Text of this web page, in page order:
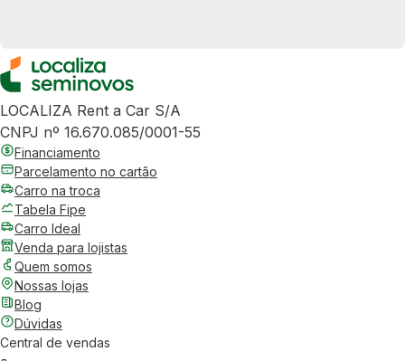
LOCALIZA Rent a Car S/A
CNPJ nº 16.670.085/0001-55
Financiamento
Parcelamento no cartão
Carro na troca
Tabela Fipe
Carro Ideal
Venda para lojistas
Quem somos
Nossas lojas
Blog
Dúvidas
Central de vendas